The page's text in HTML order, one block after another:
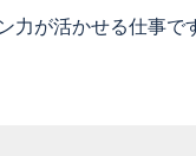
力が活かせる仕事で